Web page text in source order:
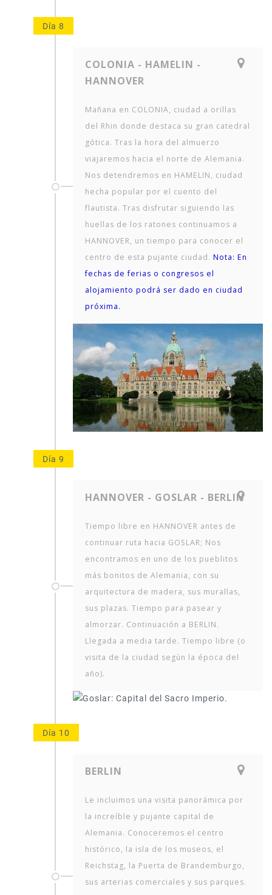
Día 8
COLONIA - HAMELIN -
HANNOVER
Mañana en COLONIA, ciudad a orillas
del Rhin donde destaca su gran catedral
gótica. Tras la hora del almuerzo
viajaremos hacia el norte de Alemania.
Nos detendremos en HAMELIN, ciudad
hecha popular por el cuento del
flautista. Tras disfrutar siguiendo las
huellas de los ratones continuamos a
HANNOVER, un tiempo para conocer el
centro de esta pujante ciudad. Nota: En
fechas de ferias o congresos el
alojamiento podrá ser dado en ciudad
próxima.
Día 9
HANNOVER - GOSLAR - BERLIN
Tiempo libre en HANNOVER antes de
continuar ruta hacia GOSLAR; Nos
encontramos en uno de los pueblitos
más bonitos de Alemania, con su
arquitectura de madera, sus murallas,
sus plazas. Tiempo para pasear y
almorzar. Continuación a BERLIN.
Llegada a media tarde. Tiempo libre (o
visita de la ciudad según la época del
año).
Día 10
BERLIN
Le incluimos una visita panorámica por
la increíble y pujante capital de
Alemania. Conoceremos el centro
histórico, la isla de los museos, el
Reichstag, la Puerta de Brandemburgo,
sus arterias comerciales y sus parques.